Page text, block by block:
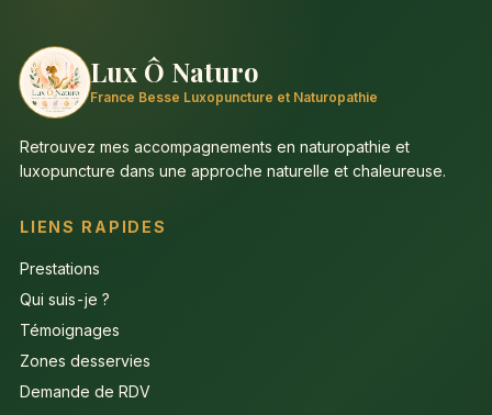
Lux Ô Naturo
France Besse Luxopuncture et Naturopathie
Retrouvez mes accompagnements en naturopathie et
luxopuncture dans une approche naturelle et chaleureuse.
LIENS RAPIDES
Prestations
Qui suis-je ?
Témoignages
Zones desservies
Demande de RDV